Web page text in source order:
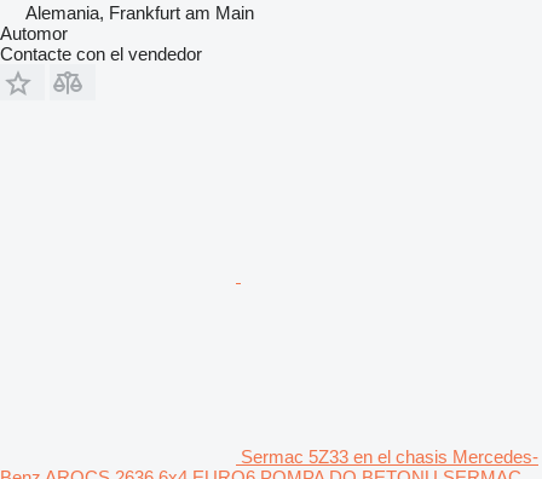
Alemania, Frankfurt am Main
Automor
Contacte con el vendedor
Sermac 5Z33 en el chasis Mercedes-